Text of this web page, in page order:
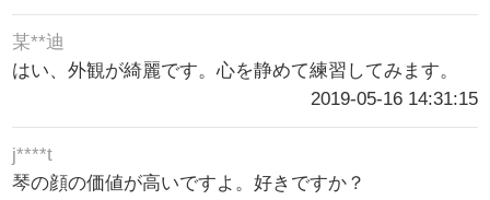
某**迪
はい、外観が綺麗です。心を静めて練習してみます。
2019-05-16 14:31:15
j****t
琴の顔の価値が高いですよ。好きですか？